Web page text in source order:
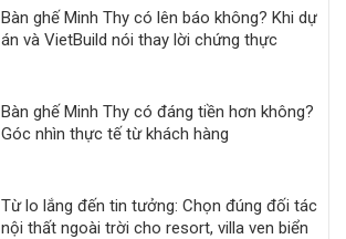
Bàn ghế Minh Thy có lên báo không? Khi dự
án và VietBuild nói thay lời chứng thực
Bàn ghế Minh Thy có đáng tiền hơn không?
Góc nhìn thực tế từ khách hàng
Từ lo lắng đến tin tưởng: Chọn đúng đối tác
nội thất ngoài trời cho resort, villa ven biển